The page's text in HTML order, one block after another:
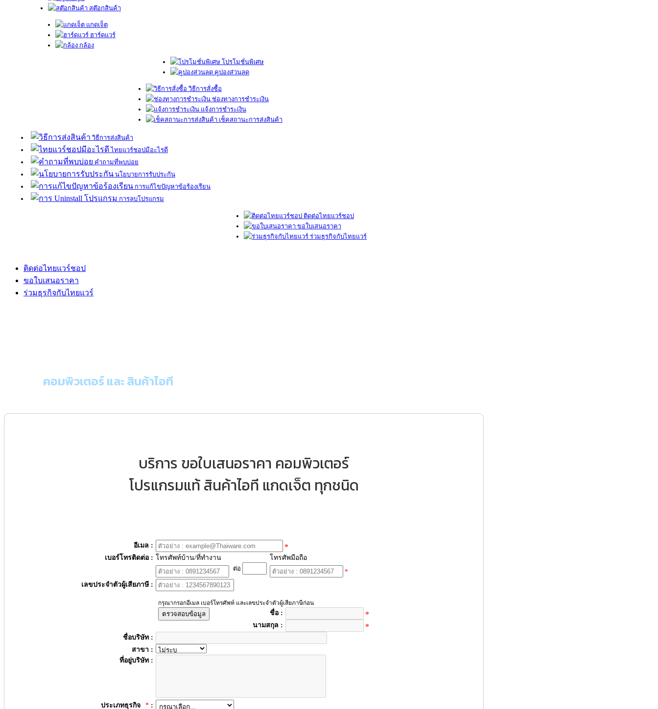
สต๊อกสินค้า
แกดเจ็ต
ฮาร์ดแวร์
กล้อง
โปรโมชั่นพิเศษ
คูปองส่วนลด
วิธีการสั่งซื้อ
ช่องทางการชำระเงิน
แจ้งการชำระเงิน
เช็คสถานะการส่งสินค้า
วิธีการส่งสินค้า
ไทยแวร์ชอปมีอะไรดี
คำถามที่พบบ่อย
นโยบายการรับประกัน
การแก้ไขปัญหาข้อร้องเรียน
การลบโปรแกรม
ติดต่อไทยแวร์ชอป
ขอใบเสนอราคา
ร่วมธุรกิจกับไทยแวร์
ติดต่อไทยแวร์ชอป
ขอใบเสนอราคา
ร่วมธุรกิจกับไทยแวร์
คอมพิวเตอร์ และ สินค้าไอที
บริการ ขอใบเสนอราคา คอมพิวเตอร์
โปรแกรมแท้ สินค้าไอที แกดเจ็ต ทุกชนิด
อีเมล : *
เบอร์โทรติดต่อ : โทรศัพท์บ้าน/ที่ทำงาน
ต่อ
โทรศัพมือถือ
*
เลขประจำตัวผู้เสียภาษี :
กรุณากรอกอีเมล เบอร์โทรศัพท์ และเลขประจำตัวผู้เสียภาษีก่อน
ตรวจสอบข้อมูล ชื่อ : *
นามสกุล : *
ชื่อบริษัท :
สาขา :
ที่อยู่บริษัท :
ประเภทธุรกิจ * :